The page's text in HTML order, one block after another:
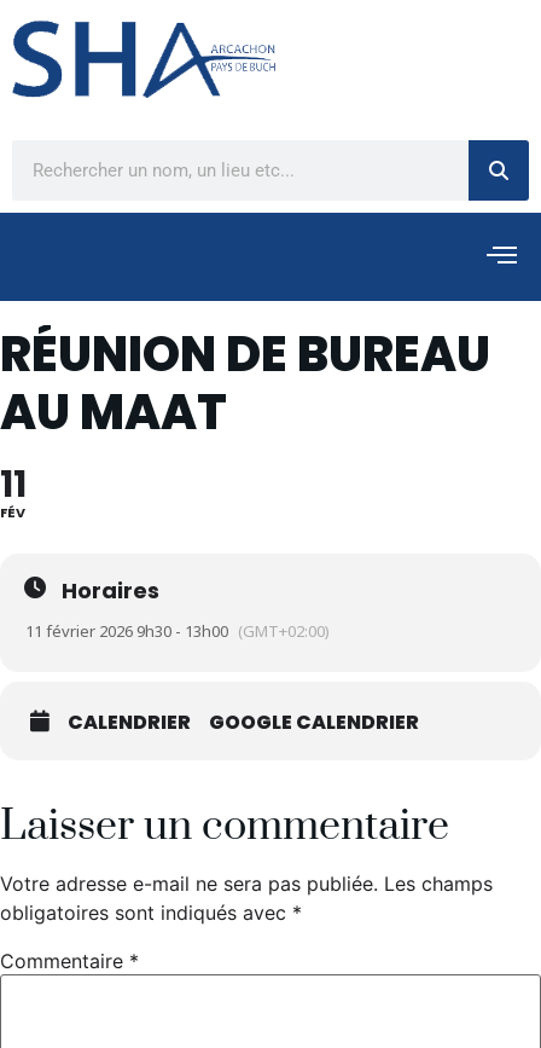
RÉUNION DE BUREAU
AU MAAT
11
FÉV
Horaires
11 février 2026 9h30 - 13h00 (GMT+02:00)
CALENDRIER GOOGLE CALENDRIER
Laisser un commentaire
Votre adresse e-mail ne sera pas publiée. Les champs
obligatoires sont indiqués avec *
Commentaire *